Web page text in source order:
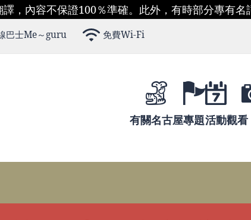
，內容不保證100％準確。此外，有時部分專有名
巴士Me～guru 免費Wi-Fi
有關名古屋專題活動觀看